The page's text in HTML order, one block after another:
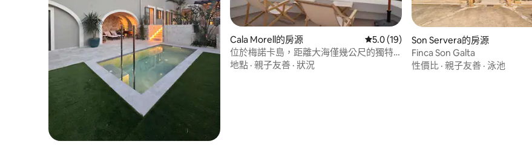
Cala Morell的房源 從 19 則評價中獲得 5.0 的平均評分（滿分
5.0 (19)
位於梅諾卡島，距離大海僅幾公尺的獨特
物業
地點 · 親子友善 · 狀況
Son Servera的房源
Finca Son Galta
性價比 · 親子友善 · 泳池